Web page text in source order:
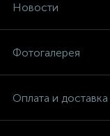
Новости
Фотогалерея
Оплата и доставка